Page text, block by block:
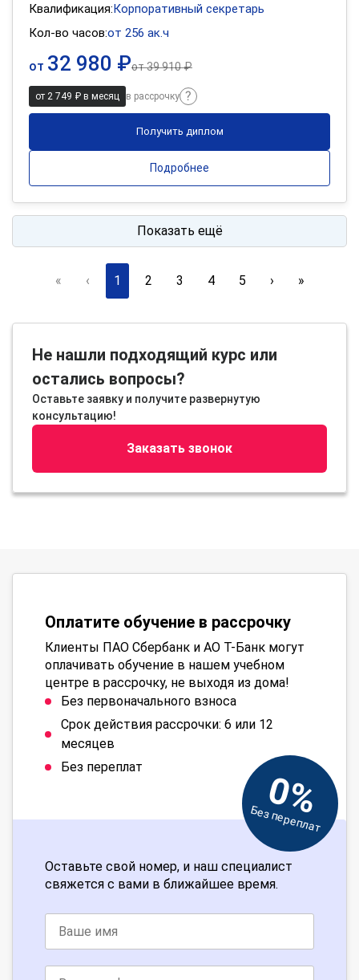
Квалификация:Корпоративный секретарь
Кол-во часов:от 256 ак.ч
от 32 980 ₽от39 910 ₽
от 2 749 ₽ в месяц в рассрочку
Получить диплом
Подробнее
Показать ещё
« ‹ 1 2 3 4 5 › »
Не нашли подходящий курс или
остались вопросы?
Оставьте заявку и получите развернутую
консультацию!
Заказать звонок
Оплатите обучение в рассрочку
Клиенты ПАО Сбербанк и АО Т-Банк могут
оплачивать обучение в нашем учебном
центре в рассрочку, не выходя из дома!
Без первоначального взноса
Срок действия рассрочки: 6 или 12
месяцев
Без переплат
0%
Без переплат
Оставьте свой номер, и наш специалист
свяжется с вами в ближайшее время.